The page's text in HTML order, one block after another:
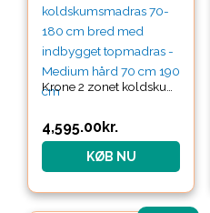
Krone 2 zonet koldskumsmadras 70-180 cm bred med indbygget topmadras – Medium hård 70 cm 190 cm
4,595.00kr.
KØB NU